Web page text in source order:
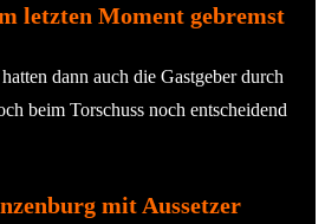
letzten Moment gebremst
dann auch die Gastgeber durch
beim Torschuss noch entscheidend
mit Aussetzer